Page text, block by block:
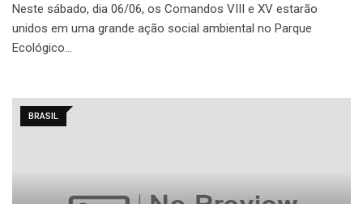
Neste sábado, dia 06/06, os Comandos VIII e XV estarão
unidos em uma grande ação social ambiental no Parque
Ecológico…
BRASIL